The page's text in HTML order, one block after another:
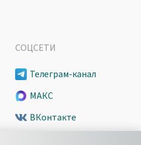
СОЦСЕТИ
Телеграм-канал
МАКС
ВКонтакте